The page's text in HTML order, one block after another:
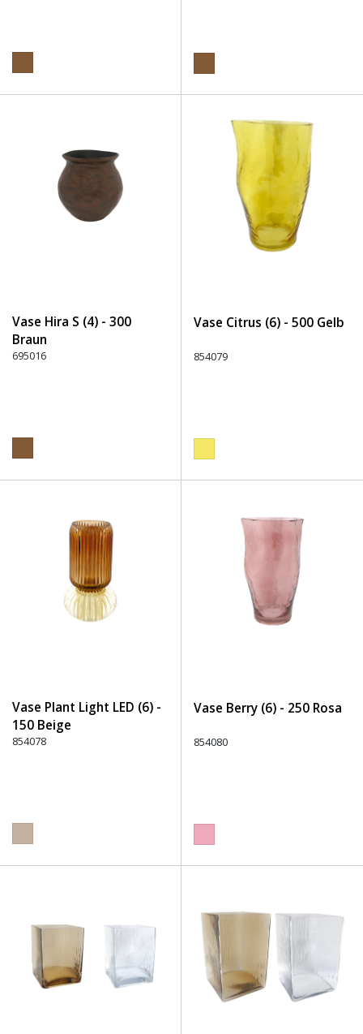
Vase Hira S (4) - 300
Braun
695016
Vase Citrus (6) - 500 Gelb
854079
Vase Plant Light LED (6) -
150 Beige
854078
Vase Berry (6) - 250 Rosa
854080